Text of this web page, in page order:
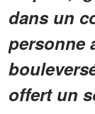
dans un
personne
offert un